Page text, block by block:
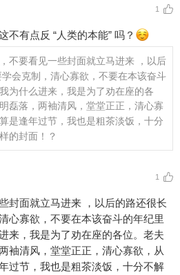
1
不有点反 “人类的本能” 吗？
不要看见一些封面就立马进来 ，以后
会克制，清心寡欲，不要在本该奋斗
为什么进来，我是为了劝在座的各
磊落，两袖清风，堂堂正正，清心寡
是逢年过节，我也是粗茶淡饭，十分
的封面！？
1
封面就立马进来 ，以后的路还很长
心寡欲，不要在本该奋斗的年纪里
来，我是为了劝在座的各位。老夫
袖清风，堂堂正正，清心寡欲，从
过节，我也是粗茶淡饭，十分不解